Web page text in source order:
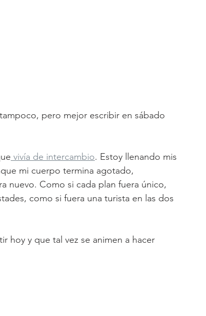
pero mejor escribir en sábado
vivía de intercambio. Estoy llenando mis
mi cuerpo termina agotado,
nuevo. Como si cada plan fuera único,
como si fuera una turista en las dos
hoy y que tal vez se animen a hacer